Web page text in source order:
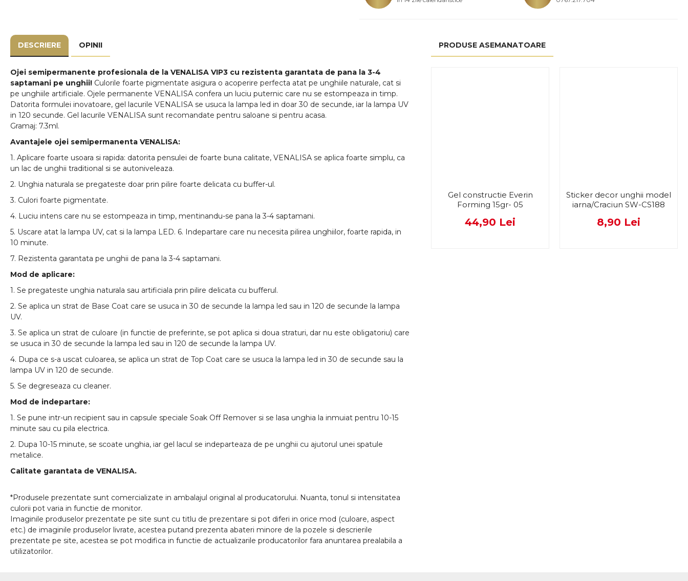
DESCRIERE OPINII
Ojei semipermanente profesionala de la VENALISA VIP3 cu rezistenta garantata de pana la 3-4
saptamani pe unghii! Culorile foarte pigmentate asigura o acoperire perfecta atat pe unghiile naturale, cat si
pe unghiile artificiale. Ojele permanente VENALISA confera un luciu puternic care nu se estompeaza in timp.
Datorita formulei inovatoare, gel lacurile VENALISA se usuca la lampa led in doar 30 de secunde, iar la lampa UV
in 120 secunde. Gel lacurile VENALISA sunt recomandate pentru saloane si pentru acasa.
Gramaj: 7.3ml.
Avantajele ojei semipermanenta VENALISA:
1. Aplicare foarte usoara si rapida: datorita pensulei de foarte buna calitate, VENALISA se aplica foarte simplu, ca
un lac de unghii traditional si se autoniveleaza.
2. Unghia naturala se pregateste doar prin pilire foarte delicata cu buffer-ul.
3. Culori foarte pigmentate.
4. Luciu intens care nu se estompeaza in timp, mentinandu-se pana la 3-4 saptamani.
5. Uscare atat la lampa UV, cat si la lampa LED. 6. Indepartare care nu necesita pilirea unghiilor, foarte rapida, in
10 minute.
7. Rezistenta garantata pe unghii de pana la 3-4 saptamani.
Mod de aplicare:
1. Se pregateste unghia naturala sau artificiala prin pilire delicata cu bufferul.
2. Se aplica un strat de Base Coat care se usuca in 30 de secunde la lampa led sau in 120 de secunde la lampa
UV.
3. Se aplica un strat de culoare (in functie de preferinte, se pot aplica si doua straturi, dar nu este obligatoriu) care
se usuca in 30 de secunde la lampa led sau in 120 de secunde la lampa UV.
4. Dupa ce s-a uscat culoarea, se aplica un strat de Top Coat care se usuca la lampa led in 30 de secunde sau la
lampa UV in 120 de secunde.
5. Se degreseaza cu cleaner.
Mod de indepartare:
1. Se pune intr-un recipient sau in capsule speciale Soak Off Remover si se lasa unghia la inmuiat pentru 10-15
minute sau cu pila electrica.
2. Dupa 10-15 minute, se scoate unghia, iar gel lacul se indeparteaza de pe unghii cu ajutorul unei spatule
metalice.
Calitate garantata de VENALISA.
*Produsele prezentate sunt comercializate in ambalajul original al producatorului. Nuanta, tonul si intensitatea
culorii pot varia in functie de monitor.
Imaginile produselor prezentate pe site sunt cu titlu de prezentare si pot diferi in orice mod (culoare, aspect
etc.) de imaginile produselor livrate, acestea putand prezenta abateri minore de la pozele si descrierile
prezentate pe site, acestea se pot modifica in functie de actualizarile producatorilor fara anuntarea prealabila a
utilizatorilor.
PRODUSE ASEMANATOARE
Gel constructie Everin
Forming 15gr- 05
44,90 Lei
Sticker decor unghii model
iarna/Craciun SW-CS188
8,90 Lei